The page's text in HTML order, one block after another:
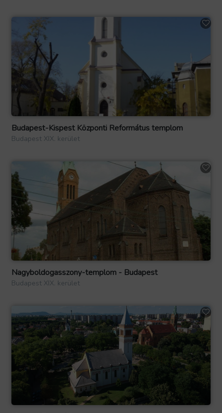
Budapest-Kispest Központi Református templom
Budapest XIX. kerület
Nagyboldogasszony-templom - Budapest
Budapest XIX. kerület